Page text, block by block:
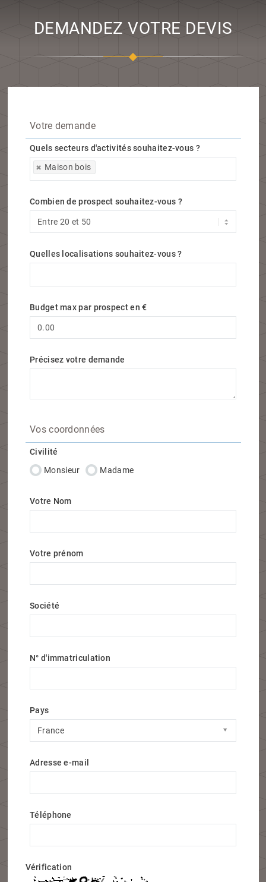
DEMANDEZ VOTRE DEVIS
Votre demande
Quels secteurs d'activités souhaitez-vous ?
Maison bois
Quels secteurs d'activités souhaitez-vous ?
Combien de prospect souhaitez-vous ?
Quelles localisations souhaitez-vous ?
Budget max par prospect en €
Précisez votre demande
Vos coordonnées
Civilité
Monsieur
Madame
Votre Nom
Votre prénom
Société
N° d'immatriculation
Pays
France
Pays
Adresse e-mail
Téléphone
Vérification